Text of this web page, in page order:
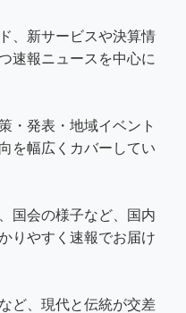
、新サービスや決算情
速報ニュースを中心に
・発表・地域イベント
を幅広くカバーしてい
国会の様子など、国内
りやすく速報でお届け
ど、現代と伝統が交差